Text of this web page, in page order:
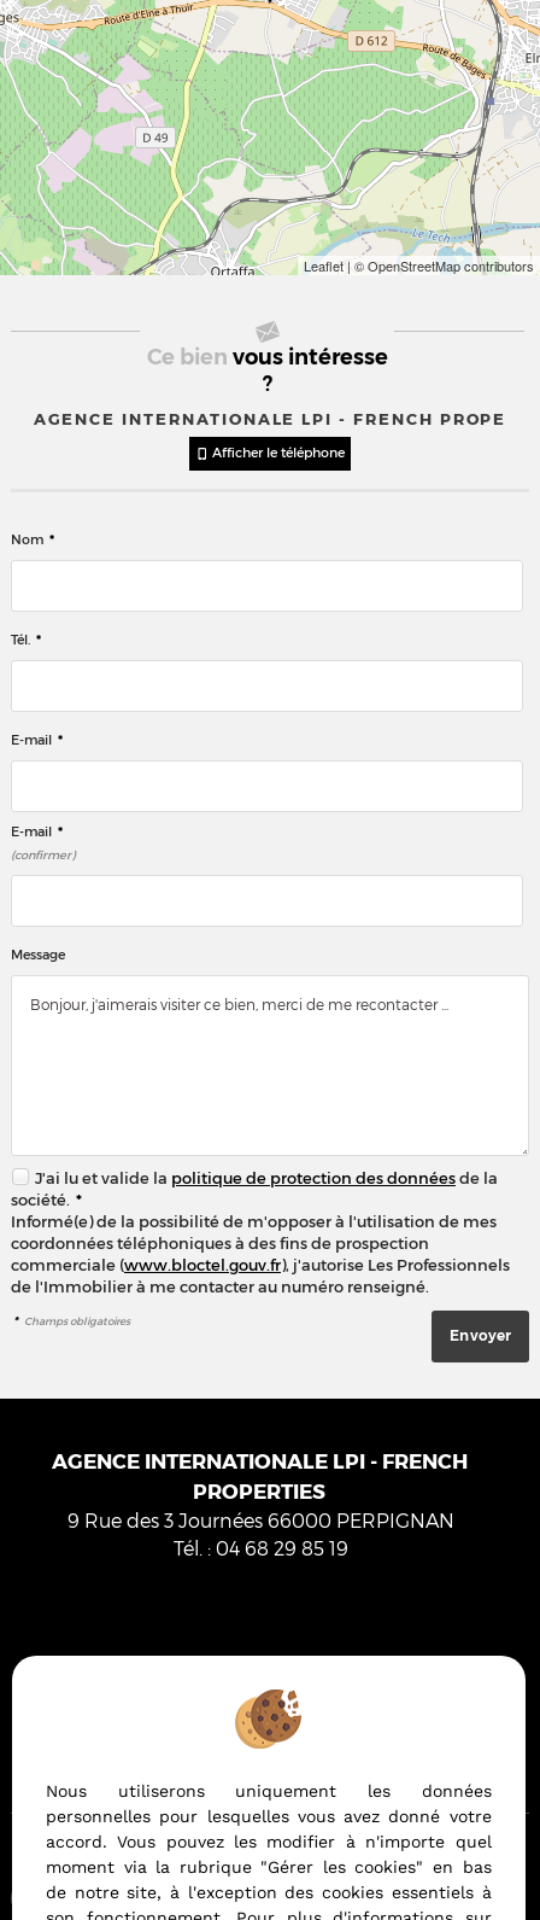
Leaflet| © OpenStreetMap contributors
Ce bien vous intéresse
?
AGENCE INTERNATIONALE LPI - FRENCH PROPE
Afficher le téléphone
Nom *
Tél. *
E-mail *
E-mail *
(confirmer)
Message
J'ai lu et valide la politique de protection des donnéesde la
société. *
Informé(e) de la possibilité de m'opposer à l'utilisation de mes
coordonnées téléphoniques à des fins de prospection
commerciale (www.bloctel.gouv.fr), j'autorise Les Professionnels
de l'Immobilier à me contacter au numéro renseigné.
* Champs obligatoires
AGENCE INTERNATIONALE LPI - FRENCH
PROPERTIES
9 Rue des 3 Journées 66000 PERPIGNAN
Tél. : 04 68 29 85 19
Politique de protection des données
Gérer les cookies
Notre barème d'honoraires
Afin de vous offrir un confort de lecture permanent, depuis
votre PC, votre tablette ou votre smartphone, notre site
Nous utiliserons uniquement les données
personnelles pour lesquelles vous avez donné votre
accord. Vous pouvez les modifier à n'importe quel
moment via la rubrique "Gérer les cookies" en bas
de notre site, à l'exception des cookies essentiels à